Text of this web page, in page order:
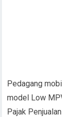
Pedagang
model Low
Pajak